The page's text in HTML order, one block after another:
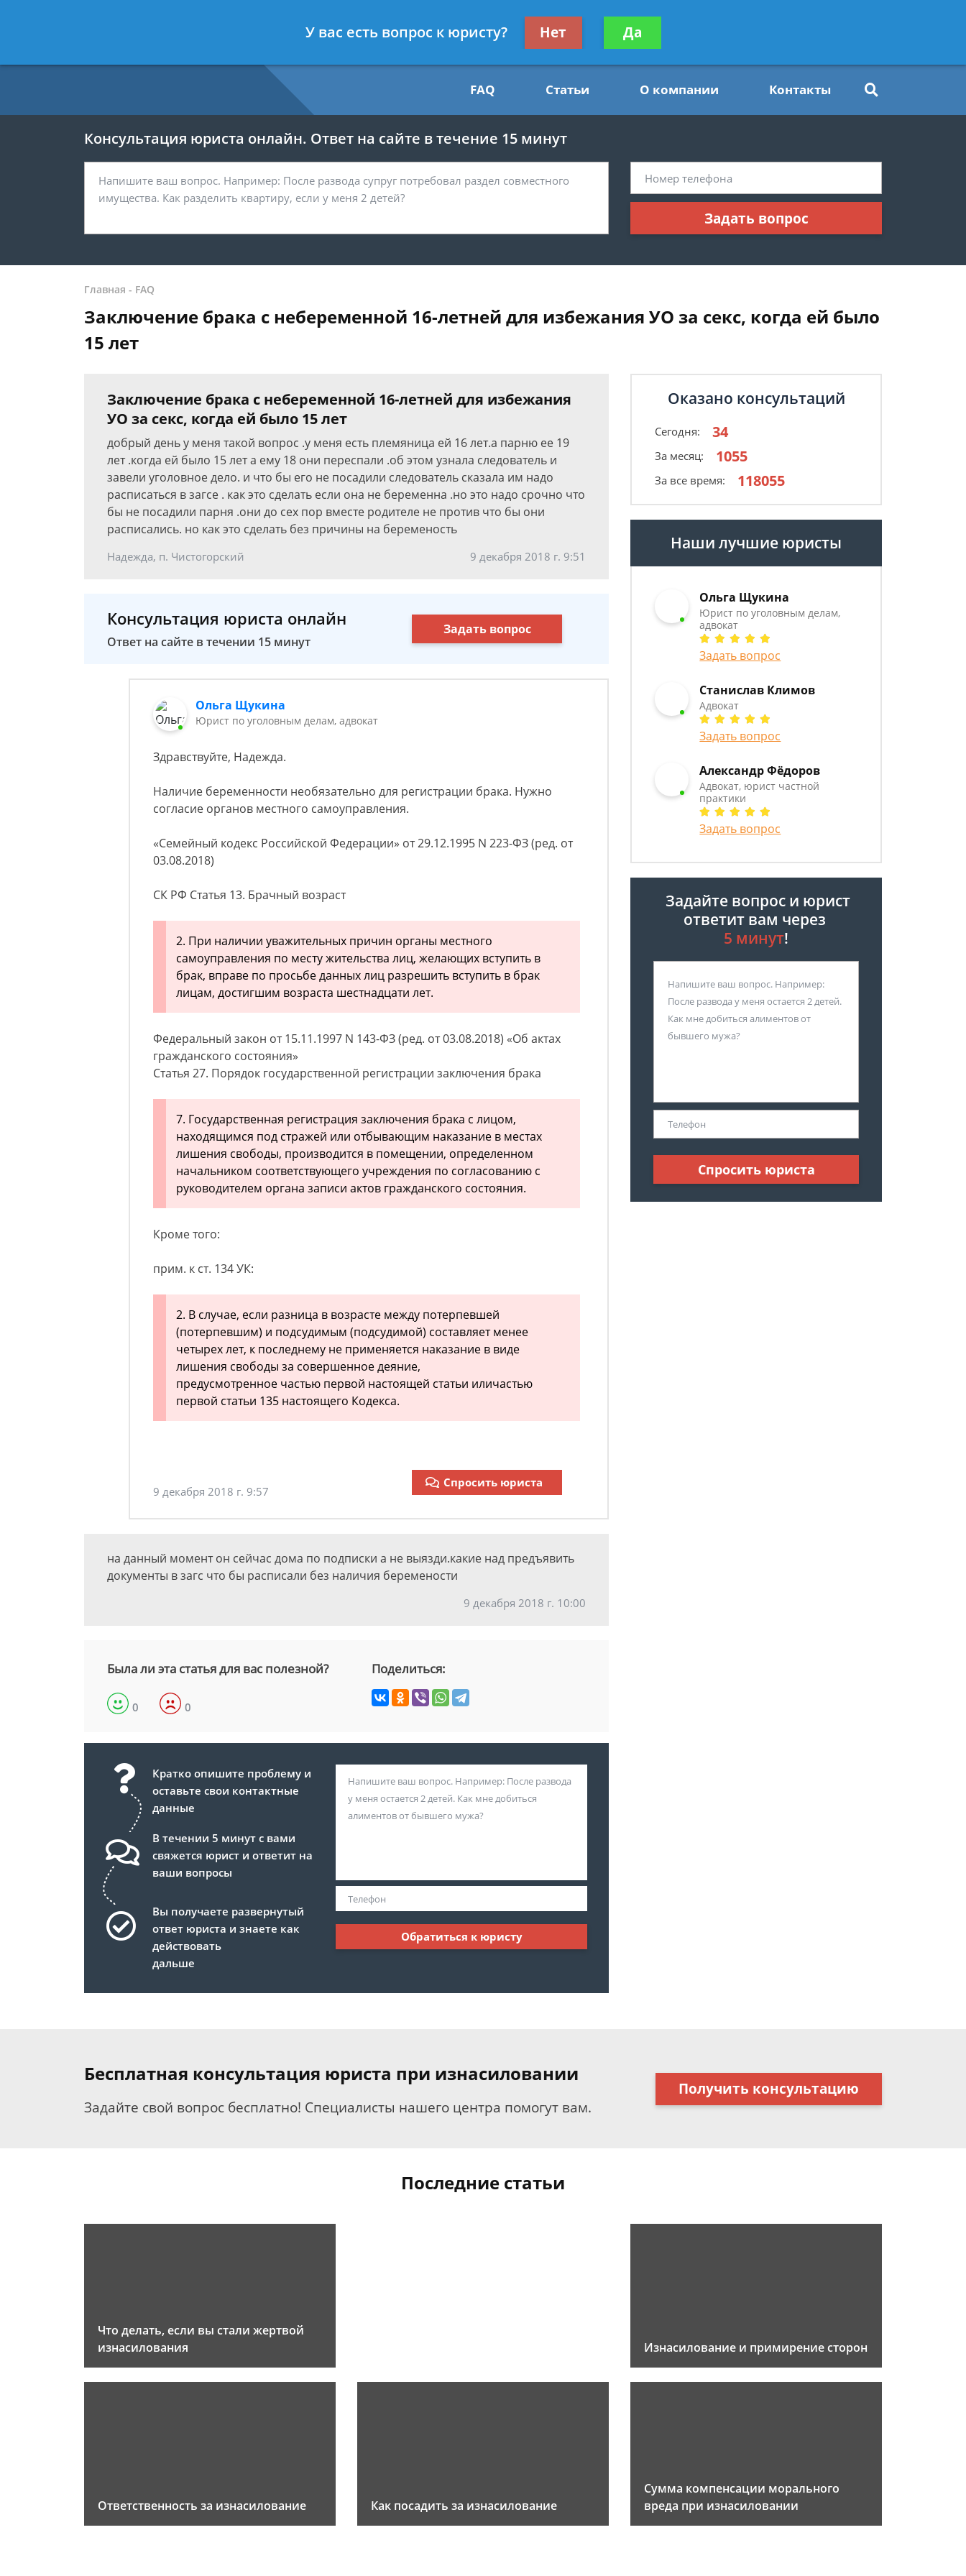
7 812 467-37-54
Получите консультацию
бесплатно
FAQ Статьи О компании Контакты
Консультация юриста онлайн. Ответ на сайте в течение 15 минут
Задать вопрос
Главная - FAQ
Заключение брака с небеременной 16-летней для избежания УО за секс, когда ей было
15 лет
Заключение брака с небеременной 16-летней для избежания
УО за секс, когда ей было 15 лет
добрый день у меня такой вопрос .у меня есть племяница ей 16 лет.а парню ее 19
лет .когда ей было 15 лет а ему 18 они переспали .об этом узнала следователь и
завели уголовное дело. и что бы его не посадили следователь сказала им надо
расписаться в загсе . как это сделать если она не беременна .но это надо срочно что
бы не посадили парня .они до сех пор вместе родителе не против что бы они
расписались. но как это сделать без причины на беременость
Надежда, п. Чистогорский 9 декабря 2018 г. 9:51
Консультация юриста онлайн
Ответ на сайте в течении 15 минут
Задать вопрос
Ольга Щукина
Юрист по уголовным делам, адвокат
Здравствуйте, Надежда.
Наличие беременности необязательно для регистрации брака. Нужно
согласие органов местного самоуправления.
«Семейный кодекс Российской Федерации» от 29.12.1995 N 223-ФЗ (ред. от
03.08.2018)
СК РФ Статья 13. Брачный возраст
2. При наличии уважительных причин органы местного
самоуправления по месту жительства лиц, желающих вступить в
брак, вправе по просьбе данных лиц разрешить вступить в брак
лицам, достигшим возраста шестнадцати лет.
Федеральный закон от 15.11.1997 N 143-ФЗ (ред. от 03.08.2018) «Об актах
гражданского состояния»
Статья 27. Порядок государственной регистрации заключения брака
7. Государственная регистрация заключения брака с лицом,
находящимся под стражей или отбывающим наказание в местах
лишения свободы, производится в помещении, определенном
начальником соответствующего учреждения по согласованию с
руководителем органа записи актов гражданского состояния.
Кроме того:
прим. к ст. 134 УК:
2. В случае, если разница в возрасте между потерпевшей
(потерпевшим) и подсудимым (подсудимой) составляет менее
четырех лет, к последнему не применяется наказание в виде
лишения свободы за совершенное деяние,
предусмотренное частью первой настоящей статьи иличастью
первой статьи 135 настоящего Кодекса.
9 декабря 2018 г. 9:57
Спросить юриста
на данный момент он сейчас дома по подписки а не выязди.какие над предъявить
документы в загс что бы расписали без наличия беремености
9 декабря 2018 г. 10:00
Была ли эта статья для вас полезной?
0 0
Поделиться:
Кратко опишите проблему и
оставьте свои контактные
данные
В течении 5 минут с вами
свяжется юрист и ответит на
ваши вопросы
Вы получаете развернутый
ответ юриста и знаете как
действовать
дальше
Обратиться к юристу
Оказано консультаций
Сегодня: 34
За месяц: 1055
За все время: 118055
Наши лучшие юристы
Ольга Щукина
Юрист по уголовным делам,
адвокат
Задать вопрос
Станислав Климов
Адвокат
Задать вопрос
Александр Фёдоров
Адвокат, юрист частной
практики
Задать вопрос
Задайте вопрос и юрист
ответит вам через
5 минут!
Спросить юриста
Бесплатная консультация юриста при изнасиловании
Задайте свой вопрос бесплатно! Специалисты нашего центра помогут вам.
Получить консультацию
Последние статьи
Что делать, если вы стали жертвой
изнасилования
Изнасилование и примирение сторон
Ответственность за изнасилование Как посадить за изнасилование
Сумма компенсации морального
вреда при изнасиловании
У вас есть вопрос к юристу? Нет Да